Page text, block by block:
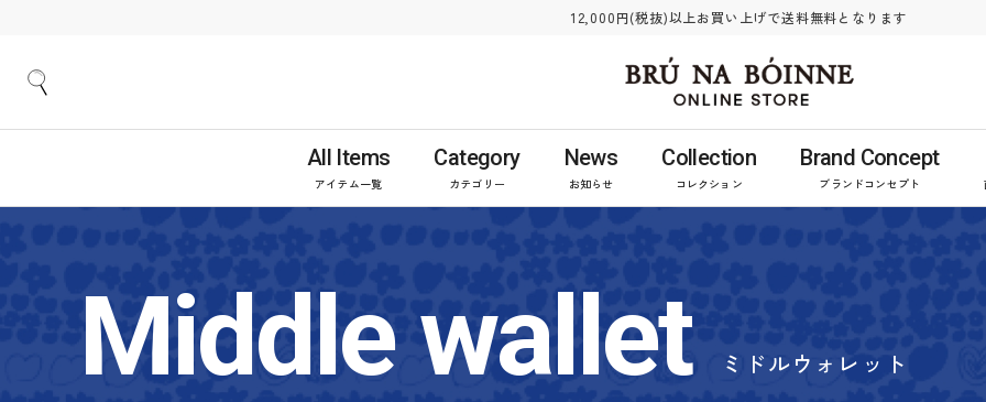
12,000円(税抜)以上お買い上げで送料無料となります
All Items
アイテム一覧
Category
カテゴリー
News
お知らせ
Collection
コレクション
Brand Concept
ブランドコンセプト
Middle wallet ミドルウォレット